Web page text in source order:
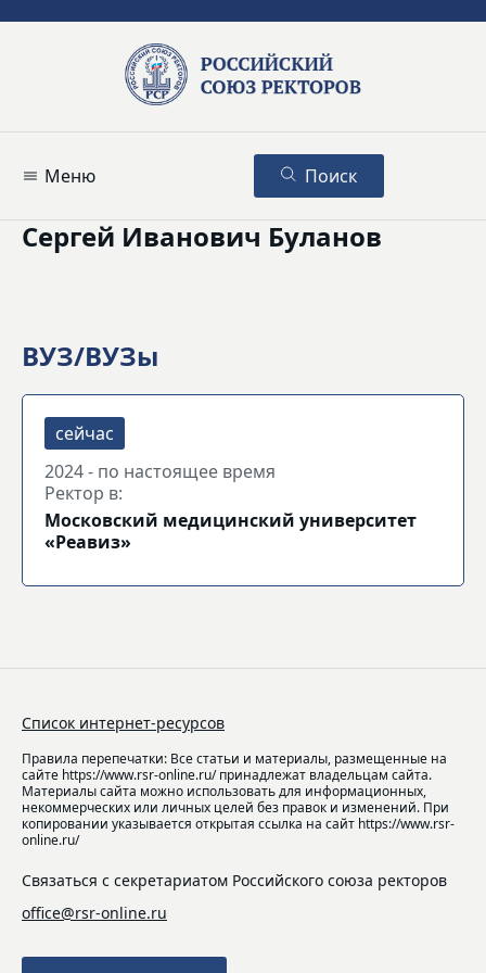
Меню Поиск
Сергей Иванович Буланов
ВУЗ/ВУЗы
2024 - по настоящее время
Ректор в:
Московский медицинский университет
«Реавиз»
Список интернет-ресурсов
Правила перепечатки: Все статьи и материалы, размещенные на
сайте https://www.rsr-online.ru/ принадлежат владельцам сайта.
Материалы сайта можно использовать для информационных,
некоммерческих или личных целей без правок и изменений. При
копировании указывается открытая ссылка на сайт https://www.rsr-
online.ru/
Связаться с секретариатом Российского союза ректоров
office@rsr-online.ru